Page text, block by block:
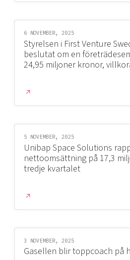
6 NOVEMBER, 2025
Styrelsen i First Venture
beslutat om en
24,95 miljoner kronor,
5 NOVEMBER, 2025
Unibap Space Solutions
nettoomsättning på 17,3
tredje kvartalet
3 NOVEMBER, 2025
Gasellen blir toppcoach på